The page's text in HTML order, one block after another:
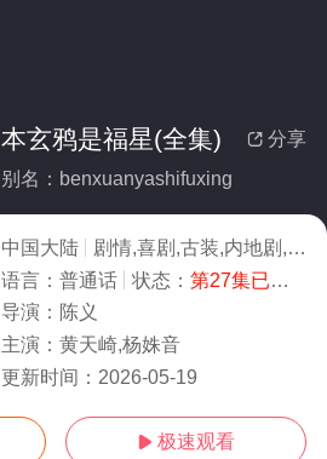
 分享
本玄鸦是福星(全集)
别名：benxuanyashifuxing
中国大陆
剧情,喜剧,古装,内地剧,国产
语言： 普通话 状态： 第27集已完结
导演： 陈义
主演： 黄天崎,杨姝音
更新时间： 2026-05-19
 极速观看